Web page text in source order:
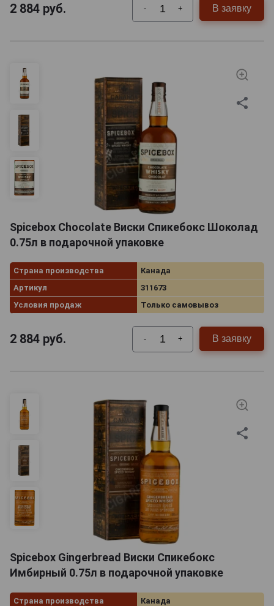
2 884 руб. - + В заявку
Spicebox Chocolate Виски Спикебокс Шоколад
0.75л в подарочной упаковке
Страна производства
Канада
Артикул
311673
Условия продаж
Только самовывоз
2 884 руб. - + В заявку
Spicebox Gingerbread Виски Спикебокс
Имбирный 0.75л в подарочной упаковке
Страна производства
Канада